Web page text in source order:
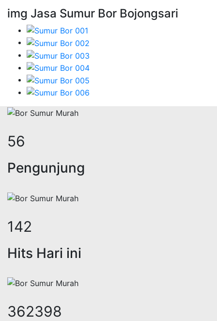
img Jasa Sumur Bor Bojongsari
69
Pengunjung
175
Hits Hari ini
447669